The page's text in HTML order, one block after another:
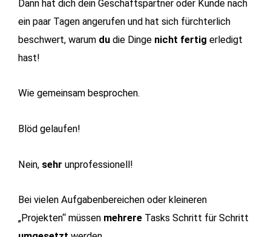
Dann hat dich dein Geschäftspartner oder Kunde nach
ein paar Tagen angerufen und hat sich fürchterlich
beschwert, warum du die Dinge nicht fertig erledigt
hast!
Wie gemeinsam besprochen.
Blöd gelaufen!
Nein, sehr unprofessionell!
Bei vielen Aufgabenbereichen oder kleineren
„Projekten“ müssen mehrere Tasks Schritt für Schritt